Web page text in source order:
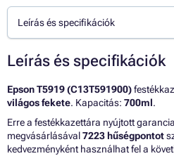
Leírás és specifikációk
Leírás és specifikációk
Epson T5919 (C13T591900)
világos fekete. Kapacitás: 700ml.
Erre a festékkazettára nyújtott
megvásárlásával7223 hűségpontot
kedvezményként használhat fel a